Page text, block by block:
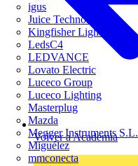
igus
Juice Technology
Kingfisher Lighting
LedsC4
LEDVANCE
Lovato Electric
Luceco Group
Luceco Lighting
Masterplug
Mazda
Megger Instruments S.L.
Miguélez
mmconecta
Volver a Academia